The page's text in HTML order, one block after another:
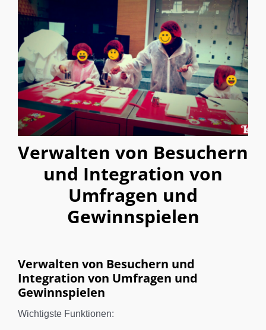
Verwalten von Besuchern
und Integration von
Umfragen und
Gewinnspielen
Verwalten von Besuchern und
Integration von Umfragen und
Gewinnspielen
Wichtigste Funktionen: